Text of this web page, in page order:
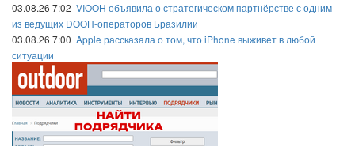
03.08.26 7:02 VIOOH объявила о стратегическом партнёрстве с одним
из ведущих DOOH-операторов Бразилии
03.08.26 7:00 Apple рассказала о том, что iPhone выживет в любой
ситуации